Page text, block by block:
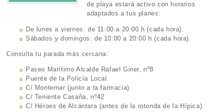
de playa estará activo con horarios
adaptados a tus planes:
De lunes a viernes: de 11:00 a 20:00 h (cada hora).
Sábados y domingos: de 10:00 a 20:00 h (cada hora).
Consulta tu parada más cercana:
Paseo Marítimo Alcalde Rafael Giner, nº8
Puente de la Policía Local
C/ Montemar (junto a la farmacia)
C/ Teniente Casaña, nº42
C/ Héroes de Alcántara (antes de la rotonda de la Hípica)